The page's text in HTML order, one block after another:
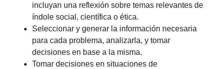
incluyan una reflexión sobre temas relevantes de
índole social, científica o ética.
Seleccionar y generar la información necesaria
para cada problema, analizarla, y tomar
decisiones en base a la misma.
Tomar decisiones en situaciones de